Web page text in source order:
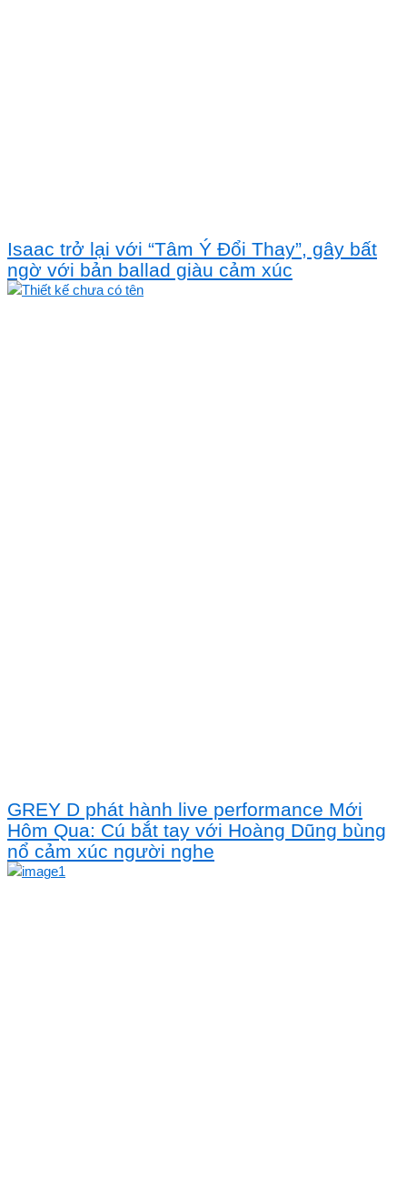
Isaac trở lại với “Tâm Ý Đổi Thay”, gây bất
ngờ với bản ballad giàu cảm xúc
GREY D phát hành live performance Mới
Hôm Qua: Cú bắt tay với Hoàng Dũng bùng
nổ cảm xúc người nghe